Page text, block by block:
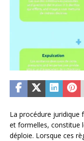
La procédure juridique
et formelles, constitue
déploie. Lorsque ces